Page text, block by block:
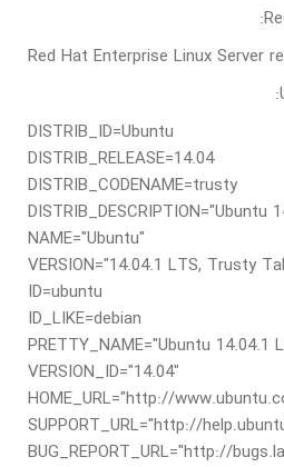
Red Hat Enterprise Linux Server
DISTRIB_ID=Ubuntu
DISTRIB_RELEASE=14.04
DISTRIB_CODENAME=trusty
DISTRIB_DESCRIPTION="Ubuntu
NAME="Ubuntu"
VERSION="14.04.1 LTS, Trusty
ID=ubuntu
ID_LIKE=debian
PRETTY_NAME="Ubuntu 14.04.1
VERSION_ID="14.04"
HOME_URL="http://
SUPPORT_URL="http://
BUG_REPORT_URL="http://